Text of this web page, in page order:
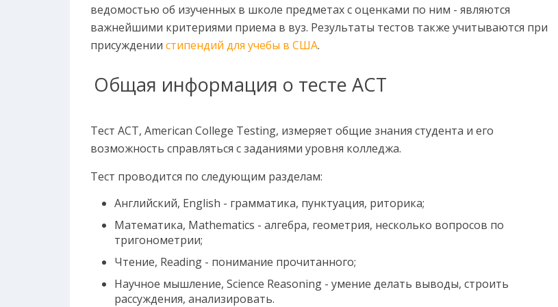
ведомостью об изученных в школе предметах с оценками по ним - являются
важнейшими критериями приема в вуз. Результаты тестов также учитываются при
присуждении стипендий для учебы в США.
Общая информация о тесте ACT
Тест ACT, American College Testing, измеряет общие знания студента и его
возможность справляться с заданиями уровня колледжа.
Тест проводится по следующим разделам:
Английский, English - грамматика, пунктуация, риторика;
Математика, Mathematics - алгебра, геометрия, несколько вопросов по
тригонометрии;
Чтение, Reading - понимание прочитанного;
Научное мышление, Science Reasoning - умение делать выводы, строить
рассуждения, анализировать.